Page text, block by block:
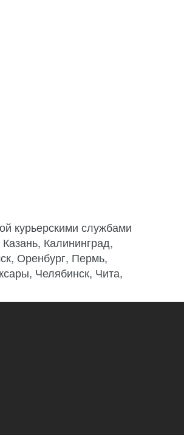
курьерскими службами
Калининград,
Оренбург, Пермь,
Челябинск, Чита,